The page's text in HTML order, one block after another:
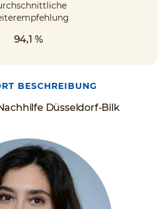
94,1 %
Düsseldorf-Bilk
BESCHREIBUNG